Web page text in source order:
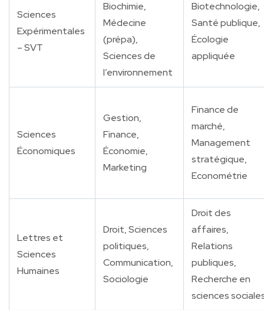
Sciences
Expérimentales
– SVT
Biochimie,
Médecine
(prépa),
Sciences de
l’environnement
Biotechnologie,
Santé publique,
Écologie
appliquée
Sciences
Économiques
Gestion,
Finance,
Économie,
Marketing
Finance de
marché,
Management
stratégique,
Econométrie
Lettres et
Sciences
Humaines
Droit, Sciences
politiques,
Communication,
Sociologie
Droit des
affaires,
Relations
publiques,
Recherche en
sciences